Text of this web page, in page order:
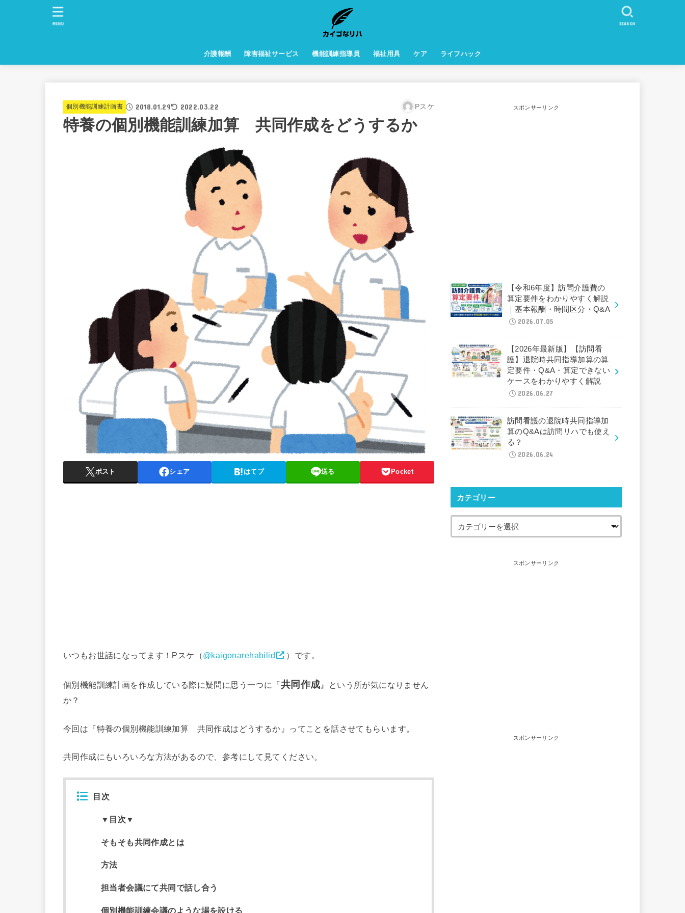
介護報酬 障害福祉サービス 機能訓練指導員 福祉用具 ケア ライフハック
SEARCH
MENU
個別機能訓練計画書 2018.01.29 2022.03.22 Pスケ
特養の個別機能訓練加算 共同作成をどうするか
ポスト シェア はてブ 送る Pocket
いつもお世話になってます！Pスケ（@kaigonarehabilid ）です。
個別機能訓練計画を作成している際に疑問に思う一つに『共同作成 』という所が気になりません
か？
今回は『特養の個別機能訓練加算 共同作成はどうするか 』ってことを話させてもらいます。
共同作成にもいろいろな方法があるので、参考にして見てください。
目次
▼目次▼
そもそも共同作成とは
方法
担当者会議にて共同で話し合う
個別機能訓練会議のような場を設ける
スポンサーリンク
【令和6年度】訪問介護費の
算定要件をわかりやすく解説
｜基本報酬・時間区分・Q&A
2026.07.05
【2026年最新版】【訪問看
護】退院時共同指導加算の算
定要件・Q&A・算定できない
ケースをわかりやすく解説
2026.06.27
訪問看護の退院時共同指導加
算のQ&Aは訪問リハでも使え
る？
2026.06.24
カテゴリー
スポンサーリンク
スポンサーリンク